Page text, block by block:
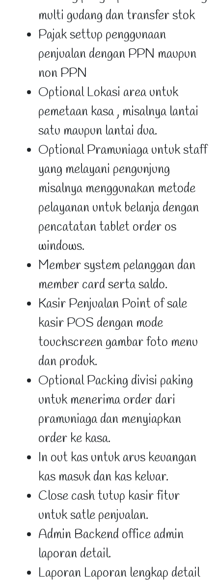
multi gudang dan transfer stok
Pajak settup penggunaan
penjualan dengan PPN maupun
non PPN
Optional Lokasi area untuk
pemetaan kasa , misalnya lantai
satu maupun lantai dua.
Optional Pramuniaga untuk staff
yang melayani pengunjung
misalnya menggunakan metode
pelayanan untuk belanja dengan
pencatatan tablet order os
windows.
Member system pelanggan dan
member card serta saldo.
Kasir Penjualan Point of sale
kasir POS dengan mode
touchscreen gambar foto menu
dan produk.
Optional Packing divisi paking
untuk menerima order dari
pramuniaga dan menyiapkan
order ke kasa.
In out kas untuk arus keuangan
kas masuk dan kas keluar.
Close cash tutup kasir fitur
untuk satle penjualan.
Admin Backend office admin
laporan detail.
Laporan Laporan lengkap detail